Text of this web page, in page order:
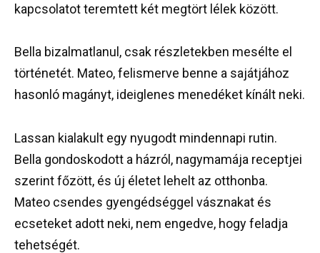
kapcsolatot teremtett két megtört lélek között.
Bella bizalmatlanul, csak részletekben mesélte el
történetét. Mateo, felismerve benne a sajátjához
hasonló magányt, ideiglenes menedéket kínált neki.
Lassan kialakult egy nyugodt mindennapi rutin.
Bella gondoskodott a házról, nagymamája receptjei
szerint főzött, és új életet lehelt az otthonba.
Mateo csendes gyengédséggel vásznakat és
ecseteket adott neki, nem engedve, hogy feladja
tehetségét.